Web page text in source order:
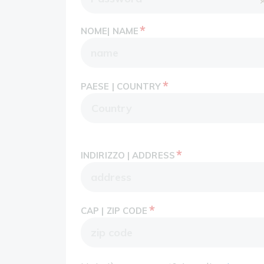
NOME| NAME*
PAESE | COUNTRY*
INDIRIZZO | ADDRESS*
CAP | ZIP CODE*